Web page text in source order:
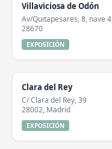
Villaviciosa de Odón
Av/Quitapesares, 8, nave 4
28670
EXPOSICIÓN
Clara del Rey
C/ Clara del Rey, 39
28002, Madrid
EXPOSICIÓN